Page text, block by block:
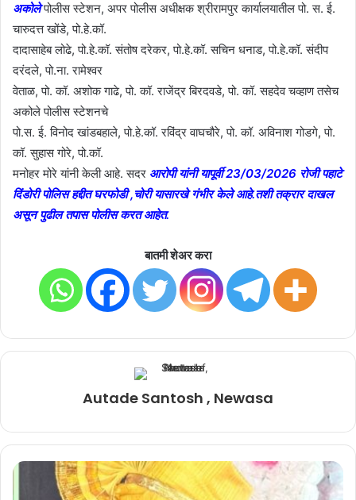
अकोले पोलीस स्टेशन, अपर पोलीस अधीक्षक श्रीरामपुर कार्यालयातील पो. स. ई.
चारुदत्त खोंडे, पो.हे.कॉ.
दादासाहेब लोढे, पो.हे.कॉ. संतोष दरेकर, पो.हे.कॉ. सचिन धनाड, पो.हे.कॉ. संदीप
दरंदले, पो.ना. रामेश्वर
वेताळ, पो. कॉ. अशोक गाढे, पो. कॉ. राजेंद्र बिरदवडे, पो. कॉ. सहदेव चव्हाण तसेच
अकोले पोलीस स्टेशनचे
पो.स. ई. विनोद खांडबहाले, पो.हे.कॉ. रविंद्र वाघचौरे, पो. कॉ. अविनाश गोडगे, पो.
कॉ. सुहास गोरे, पो.कॉ.
मनोहर मोरे यांनी केली आहे. सदर आरोपी यांनी यापूर्वी 23/03/2026 रोजी पहाटे
दिंडोरी पोलिस हद्दीत घरफोडी ,चोरी यासारखे गंभीर केले आहे.तशी तक्रार दाखल
असून पुढील तपास पोलीस करत आहेत.
बातमी शेअर करा
Autade Santosh , Newasa